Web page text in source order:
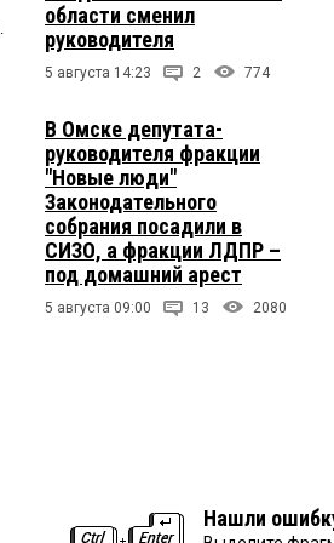
области сменил
руководителя
5 августа 14:23 2 774
В Омске депутата-
руководителя фракции
"Новые люди"
Законодательного
собрания посадили в
СИЗО, а фракции ЛДПР –
под домашний арест
5 августа 09:00 13 2080
Нашли